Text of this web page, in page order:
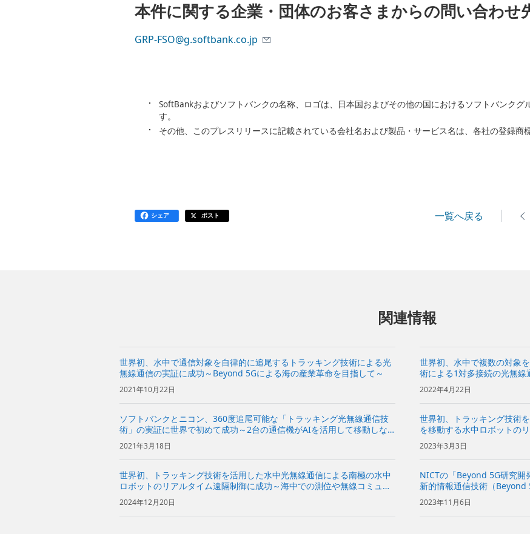
本件に関する企業・団体のお客さまからの問い合わせ
GRP-FSO@g.softbank.co.jp
SoftBankおよびソフトバンクの名称、ロゴは、日本国およびその他の国におけるソフトバンクグ
す。
その他、このプレスリリースに記載されている会社名および製品・サービス名は、各社の登録商
シェア ポスト 一覧へ戻る
関連情報
世界初、水中で通信対象を自律的に追尾するトラッキング技術による光
無線通信の実証に成功～Beyond 5Gによる海の産業革命を目指して～
2021年10月22日
世界初、水中で複数の対象
術による1対多接続の光無
命を目指して～
2022年4月22日
ソフトバンクとニコン、360度追尾可能な「トラッキング光無線通信技
術」の実証に世界で初めて成功～2台の通信機がAIを活用して移動しな
がらお互いをトラッキングし、光無線通信が途切れないことを確認～
2021年3月18日
世界初、トラッキング技術
を移動する水中ロボットの
海の産業革命を目指して～
2023年3月3日
世界初、トラッキング技術を活用した水中光無線通信による南極の水中
ロボットのリアルタイム遠隔制御に成功～海中での測位や無線コミュニ
ケーションが可能な水中ロボットやダイバー向けソリューションの商用
化を目指して～
2024年12月20日
NICTの「Beyond 5G研究開
新的情報通信技術（Beyond
委託研究課題に採択～HAPS
ジや通信の高速・大容...
2023年11月6日